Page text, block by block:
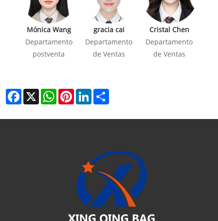
Mónica Wang
Departamento
postventa
gracia cai
Departamento
de Ventas
Cristal Chen
Departamento
de Ventas
Facebook
X WhatsAppPinterestLinkedIn